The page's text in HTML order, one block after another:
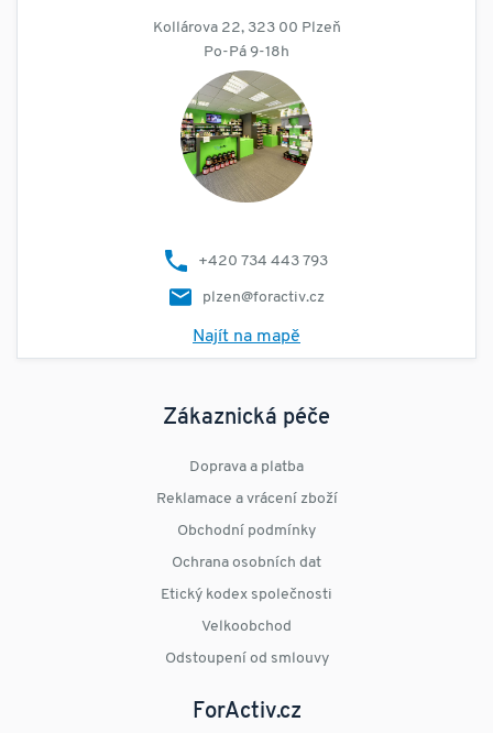
Kollárova 22, 323 00 Plzeň
Po-Pá 9-18h
+420 734 443 793
plzen@foractiv.cz
Najít na mapě
Zákaznická péče
Doprava a platba
Reklamace a vrácení zboží
Obchodní podmínky
Ochrana osobních dat
Etický kodex společnosti
Velkoobchod
Odstoupení od smlouvy
ForActiv.cz